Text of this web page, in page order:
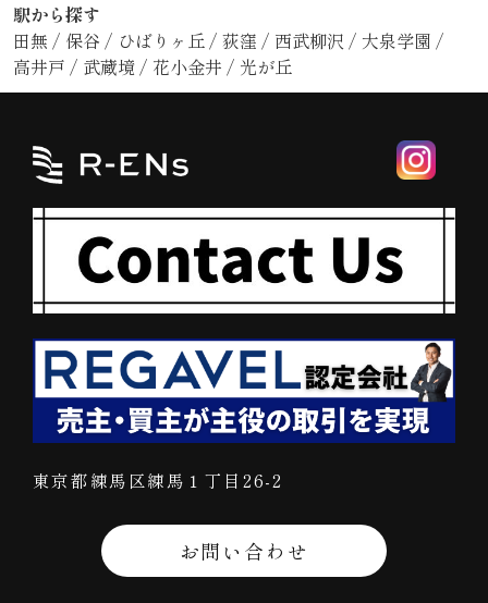
駅から探す
田無 / 保谷 / ひばりヶ丘/ 荻窪 / 西武柳沢 / 大泉学園 /
高井戸 / 武蔵境/ 花小金井 / 光が丘
東京都練馬区練馬１丁目26-2
お問い合わせ